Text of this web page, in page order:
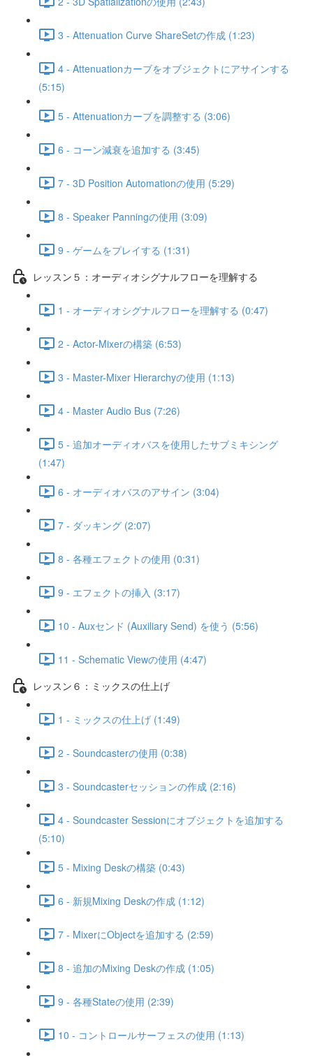
3 - Attenuation Curve ShareSetの作成 (1:23)
4 - Attenuationカーブをオブジェクトにアサインする
(5:15)
5 - Attenuationカーブを調整する (3:06)
6 - コーン減衰を追加する (3:45)
7 - 3D Position Automationの使用 (5:29)
8 - Speaker Panningの使用 (3:09)
9 - ゲームをプレイする (1:31)
レッスン５：オーディオシグナルフローを理解する
1 - オーディオシグナルフローを理解する (0:47)
2 - Actor-Mixerの構築 (6:53)
3 - Master-Mixer Hierarchyの使用 (1:13)
4 - Master Audio Bus (7:26)
5 - 追加オーディオバスを使用したサブミキシング
(1:47)
6 - オーディオバスのアサイン (3:04)
7 - ダッキング (2:07)
8 - 各種エフェクトの使用 (0:31)
9 - エフェクトの挿入 (3:17)
10 - Auxセンド (Auxiliary Send) を使う (5:56)
11 - Schematic Viewの使用 (4:47)
レッスン６：ミックスの仕上げ
1 - ミックスの仕上げ (1:49)
2 - Soundcasterの使用 (0:38)
3 - Soundcasterセッションの作成 (2:16)
4 - Soundcaster Sessionにオブジェクトを追加する
(5:10)
5 - Mixing Deskの構築 (0:43)
6 - 新規Mixing Deskの作成 (1:12)
7 - MixerにObjectを追加する (2:59)
8 - 追加のMixing Deskの作成 (1:05)
9 - 各種Stateの使用 (2:39)
10 - コントロールサーフェスの使用 (1:13)